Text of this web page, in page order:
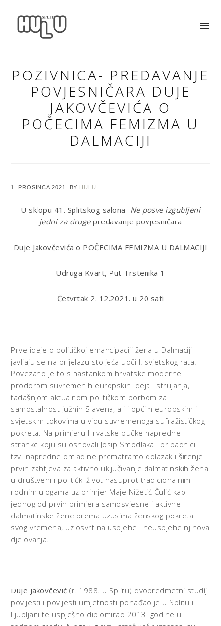
POZIVNICA- PREDAVANJE
POVJESNIČARA DUJE
JAKOVČEVIĆA O
POČECIMA FEMIZMA U
DALMACIJI
1. PROSINCA 2021. BY HULU
U sklopu 41. Splitskog salona Ne posve izgubljeni
jedni za druge predavanje povjesničara
Duje Jakovčevića o POČECIMA FEMIZMA U DALMACIJI
Udruga Kvart, Put Trstenika 1
Četvrtak 2. 12.2021. u 20 sati
Prve ideje o političkoj emancipaciji žena u Dalmaciji
javljaju se na prijelazu stoljeća uoči I. svjetskog rata.
Povezano je to s nastankom hrvatske moderne i
prodorom suvremenih europskih ideja i strujanja,
tadašnjom aktualnom političkom borbom za
samostalnost južnih Slavena, ali i općim europskim i
svjetskim tokovima u vidu suvremenoga sufražističkog
pokreta. Na primjeru Hrvatske pučke napredne
stranke koju su osnovali Josip Smodlaka i pripadnici
tzv. napredne omladine promatramo dolazak i širenje
prvih zahtjeva za aktivno uključivanje dalmatinskih žena
u društveni i politički život nasuprot tradicionalnim
rodnim ulogama uz primjer Maje Nižetić Čulić kao
jednog od prvih primjera samosvjesne i aktivne
dalmatinske žene prema uzusima ženskog pokreta
svog vremena, uz osvrt na uspjehe i neuspjehe njihova
djelovanja.
Duje Jakovčević (r. 1988. u Splitu) dvopredmetni studij
povijesti i povijesti umjetnosti pohađao je u Splitu i
Ljubljani te uspješno diplomirao 2013. godine u